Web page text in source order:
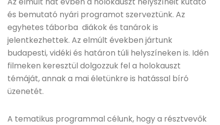
és bemutató nyári programot szerveztünk. Az
egyhetes táborba diákok és tanárok is
jelentkezhettek. Az elmúlt években jártunk
budapesti, vidéki és határon túli helyszíneken is. Idén
filmeken keresztül dolgozzuk fel a holokauszt
témáját, annak a mai életünkre is hatással bíró
üzenetét.
A tematikus programmal célunk, hogy a résztvevők